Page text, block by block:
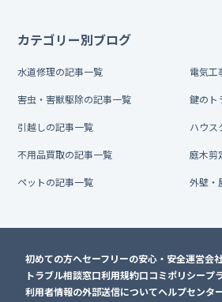
カテゴリー別ブログ
水道修理の記事一覧 電気工
害虫・害獣駆除の記事一覧 鍵のト
引越しの記事一覧 ハウス
不用品買取の記事一覧 庭木剪
ペットの記事一覧 外壁・
初めての方へセーフリーの安心・安全運営会
トラブル相談窓口利用規約口コミポリシープ
利用者情報の外部送信についてヘルプセンタ